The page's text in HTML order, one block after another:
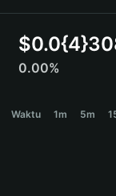
हिन्दी
Español
Português (Brasil)
$
0.00%
Waktu 1m 5m